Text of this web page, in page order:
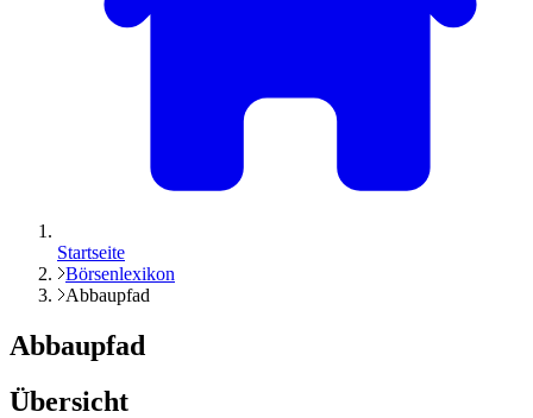
Startseite
Börsenlexikon
Abbaupfad
Abbaupfad
Übersicht